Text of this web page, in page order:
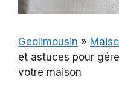
Geolimousin »
et astuces pour
votre maison